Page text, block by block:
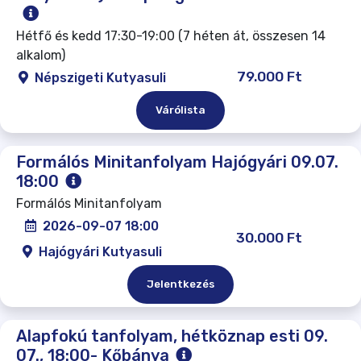
Hétfő és kedd 17:30-19:00 (7 héten át, összesen 14
alkalom)
Népszigeti Kutyasuli
79.000 Ft
Várólista
Formálós Minitanfolyam Hajógyári 09.07.
18:00
Formálós Minitanfolyam
2026-09-07 18:00
Hajógyári Kutyasuli
30.000 Ft
Jelentkezés
Alapfokú tanfolyam, hétköznap esti 09.
07., 18:00- Kőbánya